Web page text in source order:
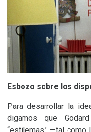
Esbozo sobre los
Para desarrollar la
digamos que
“estilemas” —tal como